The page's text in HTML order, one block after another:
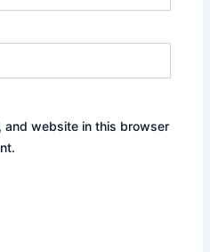
and website in this browser